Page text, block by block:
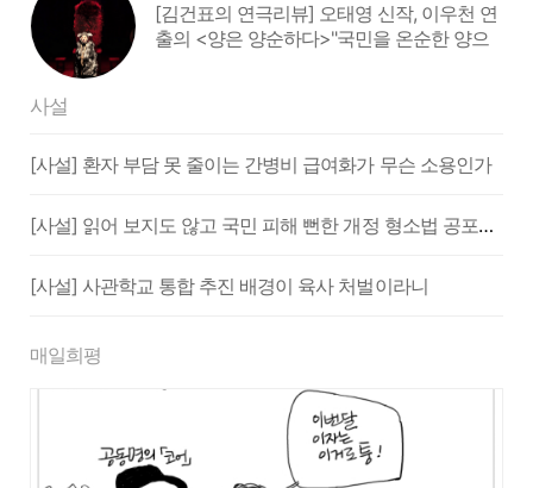
[김건표의 연극리뷰] 오태영 신작, 이우천 연
출의 <양은 양순하다>"국민을 온순한 양으
사설
[사설] 환자 부담 못 줄이는 간병비 급여화가 무슨 소용인가
[사설] 읽어 보지도 않고 국민 피해 뻔한 개정 형소법 공포한 대통령
[사설] 사관학교 통합 추진 배경이 육사 처벌이라니
매일희평